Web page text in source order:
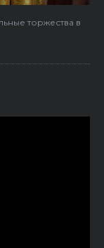
торжества в